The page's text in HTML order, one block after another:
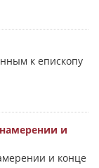
к епископу
и
и конце